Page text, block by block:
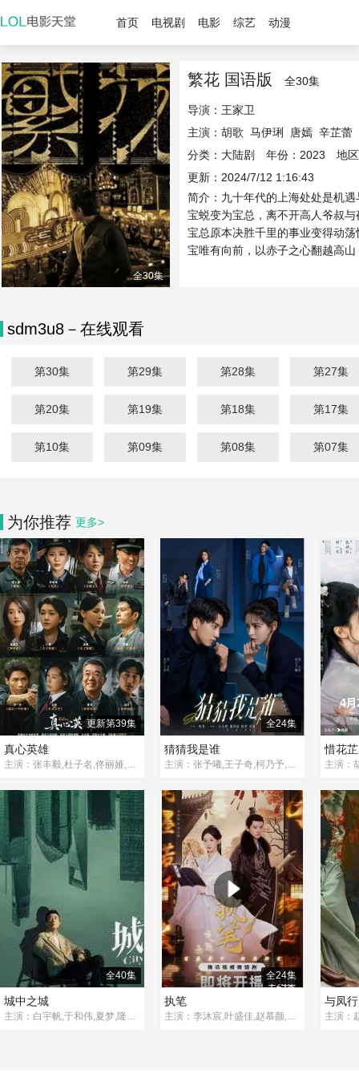
首页 电视剧 电影 综艺 动漫
全30集
繁花 国语版 全30集
导演： 王家卫
主演： 胡歌 马伊琍 唐嫣 辛芷蕾
分类：大陆剧 年份：2023 地区
更新：2024/7/12 1:16:43
简介：九十年代的上海处处是机
宝蜕变为宝总，离不开高人爷叔
宝总原本决胜千里的事业变得动
宝唯有向前，以赤子之心翻越高
sdm3u8－在线观看
第30集 第29集 第28集 第27集
第20集 第19集 第18集 第17集
第10集 第09集 第08集 第07集
为你推荐 更多>
更新第39集
真心英雄
主演：张丰毅,杜子名,佟丽娅,叶祖新,钱泳辰,艾东,闫妮,富大龙,田雷,何冰,江珊,张萌,范帅琦,谭凯,罗一舟,陈天明,余男,练练,苏晓彤,蓝盈莹,高至霆,董勇,宋洋,丁冠森
全24集
猜猜我是谁
主演：张予曦,王子奇,柯乃予,韩东霖,王家茵,刘哲珲,王千果,莫小奇,郑玉,贺鹏,杨超然,李京沐,江鹏,刘潺,金珈,杨冬麒
惜花芷
全40集
城中之城
主演：白宇帆,于和伟,夏梦,隆妮,王骁,冯嘉怡,王劲松,杨子姗,陈瑾,涂松岩,章申,张建亚,邢岷山,李颖,节冰,李洪涛,姚一奇,冷纪元,刘若嫣,封新天,顾宇峰,虞金泽,董晴,严永瑄,高蓓蓓,杨雨婷,文静,彭赛,都兰,曲高位,韦奕波,许国栋,张衣,牛北壬,姚卓君
全24集
执笔
主演：李沐宸,叶盛佳,赵慕颜,刘尚麟,杜功海
与凤行